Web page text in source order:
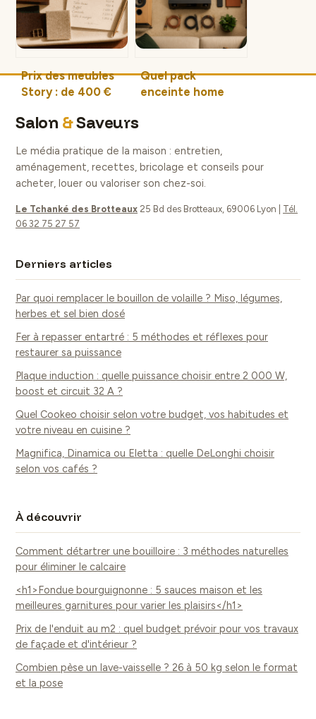
artisanal
moderniser à
moindre coût
Prix des meubles
Story : de 400 €
900 € pour le neuf
Quel pack
enceinte home
votre salon
Salon &Saveurs
Le média pratique de la maison : entretien,
aménagement, recettes, bricolage et conseils pour
acheter, louer ou valoriser son chez-soi.
Le Tchanké des Brotteaux 25 Bd des Brotteaux, 69006 Lyon
Tél.
06 32 75 27 57
Derniers articles
Par quoi remplacer le bouillon de volaille ? Miso, légumes,
herbes et sel bien dosé
Fer à repasser entartré : 5 méthodes et réflexes pour
restaurer sa puissance
Plaque induction : quelle puissance choisir entre 2 000 W,
boost et circuit 32 A ?
Quel Cookeo choisir selon votre budget, vos habitudes et
votre niveau en cuisine ?
Magnifica, Dinamica ou Eletta : quelle DeLonghi choisir
selon vos cafés ?
À découvrir
Comment détartrer une bouilloire : 3 méthodes naturelles
pour éliminer le calcaire
<h1>Fondue bourguignonne : 5 sauces maison et les
meilleures garnitures pour varier les plaisirs</h1>
Prix de l'enduit au m2 : quel budget prévoir pour vos travaux
de façade et d'intérieur ?
Combien pèse un lave-vaisselle ? 26 à 50 kg selon le format
et la pose